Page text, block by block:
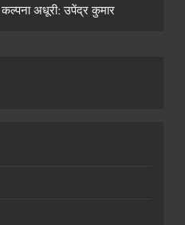
अधूरी: उपेंद्र कुमार